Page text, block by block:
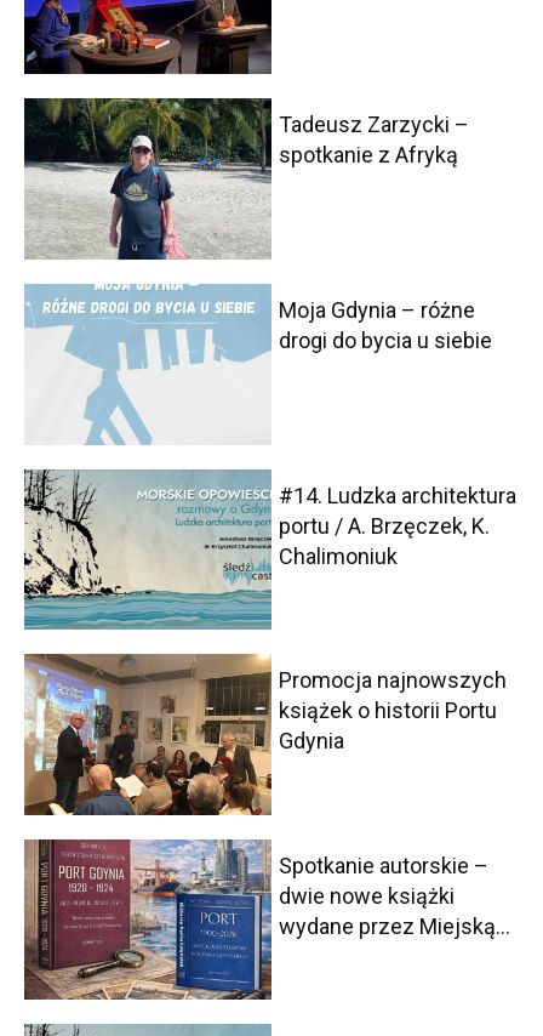
Tadeusz Zarzycki –
spotkanie z Afryką
Moja Gdynia – różne
drogi do bycia u siebie
#14. Ludzka architektura
portu / A. Brzęczek, K.
Chalimoniuk
Promocja najnowszych
książek o historii Portu
Gdynia
Spotkanie autorskie –
dwie nowe książki
wydane przez Miejską...